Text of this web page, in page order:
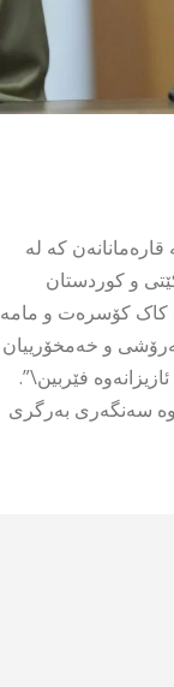
کە لە
و کوردستان
کاک کۆسرەت و مامە
و خەمخۆرییان
فێربین\”.
سەنگەری بەرگری